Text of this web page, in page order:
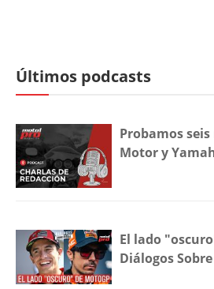
Últimos podcasts
Probamos seis
Motor y
El lado
Diálogos